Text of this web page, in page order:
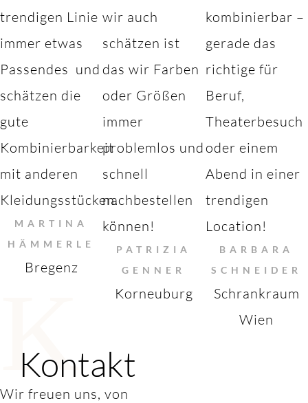
trendigen Linie
immer etwas
Passendes und
schätzen die
gute
Kombinierbarkeit
mit anderen
Kleidungsstücken.
MARTINA
HÄMMERLE
Bregenz
wir auch
schätzen ist
das wir Farben
oder Größen
immer
problemlos und
schnell
nachbestellen
können!
PATRIZIA
GENNER
Korneuburg
kombinierbar –
gerade das
richtige für
Beruf,
Theaterbesuch
oder einem
Abend in einer
trendigen
Location!
BARBARA
SCHNEIDER
Schrankraum
Wien
K
Kontakt
Wir freuen uns, von